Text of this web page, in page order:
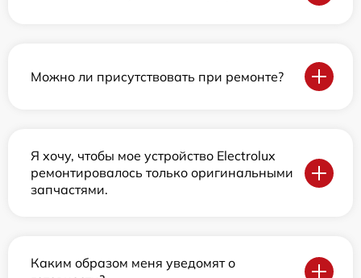
Можно ли присутствовать при ремонте?
Я хочу, чтобы мое устройство Electrolux
ремонтировалось только оригинальными
запчастями.
Каким образом меня уведомят о